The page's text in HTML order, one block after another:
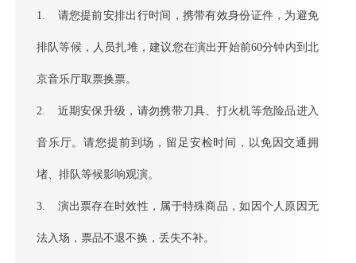
1. 请您提前安排出行时间，携带有效身份证件，为避免
排队等候，人员扎堆，建议您在演出开始前60分钟内到北
京音乐厅取票换票。
2. 近期安保升级，请勿携带刀具、打火机等危险品进入
音乐厅。请您提前到场，留足安检时间，以免因交通拥
堵、排队等候影响观演。
3. 演出票存在时效性，属于特殊商品，如因个人原因无
法入场，票品不退不换，丢失不补。